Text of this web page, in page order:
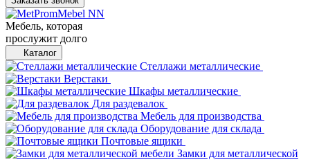
Мебель, которая
прослужит долго
Каталог
Стеллажи металлические
Верстаки
Шкафы металлические
Для раздевалок
Мебель для производства
Оборудование для склада
Почтовые ящики
Замки для металлической